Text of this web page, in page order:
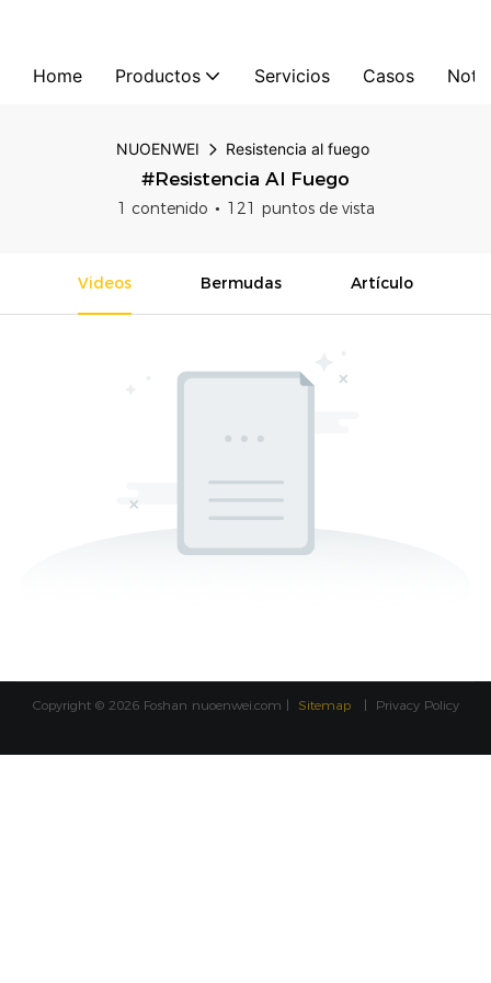
Home Productos Servicios Casos
NUOENWEI Resistencia al fuego
#Resistencia Al Fuego
1 contenido 121 puntos de vista
Videos Bermudas Artículo
Copyright © 2026 Foshan nuoenwei.com | Sitemap | Privacy Policy